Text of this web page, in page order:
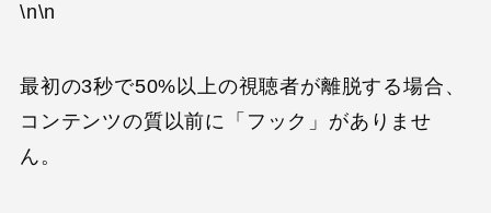
\n\n
最初の3秒で50%以上の視聴者が離脱する場合、
コンテンツの質以前に「フック」がありませ
ん。